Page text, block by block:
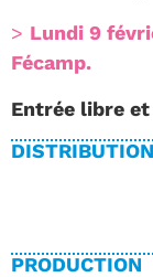
> Lundi 9
Fécamp.
Entrée libre
DISTRIBUTION
PRODUCTION